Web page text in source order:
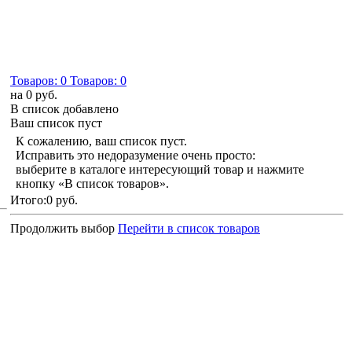
Товаров: 0 Товаров: 0
на 0 руб.
В список добавлено
Ваш список пуст
К сожалению, ваш список пуст.
Исправить это недоразумение очень просто:
выберите в каталоге интересующий товар и нажмите
кнопку «В список товаров».
Итого:0 руб.
Продолжить выбор Перейти в список товаров